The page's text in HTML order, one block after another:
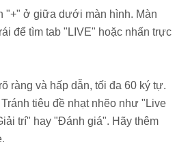
"+" ở giữa dưới màn hình. Màn
để tìm tab "LIVE" hoặc nhấn trực
ràng và hấp dẫn, tối đa 60 ký tự.
tiêu đề nhạt nhẽo như "Live
trí" hay "Đánh giá". Hãy thêm